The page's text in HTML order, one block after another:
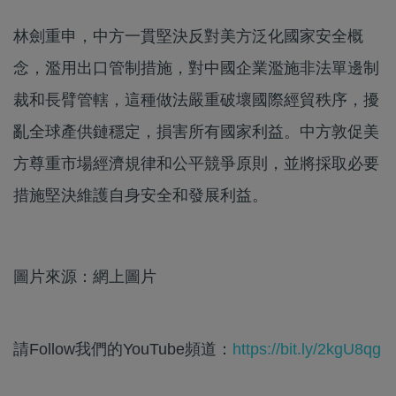
林劍重申，中方一貫堅決反對美方泛化國家安全概
念，濫用出口管制措施，對中國企業濫施非法單邊制
裁和長臂管轄，這種做法嚴重破壞國際經貿秩序，擾
亂全球產供鏈穩定，損害所有國家利益。中方敦促美
方尊重市場經濟規律和公平競爭原則，並將採取必要
措施堅決維護自身安全和發展利益。
圖片來源：網上圖片
請Follow我們的YouTube頻道： https://bit.ly/2kgU8qg